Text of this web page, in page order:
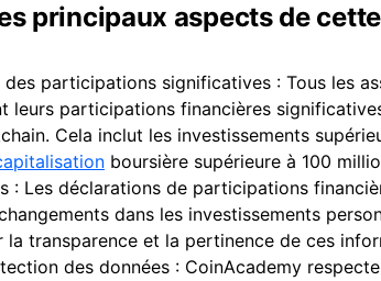
principaux aspects de
participations significatives : Tous les
leurs participations financières
Cela inclut les investissements
boursière supérieure à 100
: Les déclarations de participations
dans les investissements
la transparence et la pertinence de ces
des données : CoinAcademy